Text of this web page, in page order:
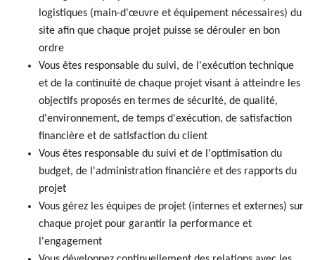
logistiques (main-d'œuvre et équipement nécessaires) du
site afin que chaque projet puisse se dérouler en bon
ordre
Vous êtes responsable du suivi, de l'exécution technique
et de la continuité de chaque projet visant à atteindre les
objectifs proposés en termes de sécurité, de qualité,
d'environnement, de temps d'exécution, de satisfaction
financière et de satisfaction du client
Vous êtes responsable du suivi et de l'optimisation du
budget, de l'administration financière et des rapports du
projet
Vous gérez les équipes de projet (internes et externes) sur
chaque projet pour garantir la performance et
l'engagement